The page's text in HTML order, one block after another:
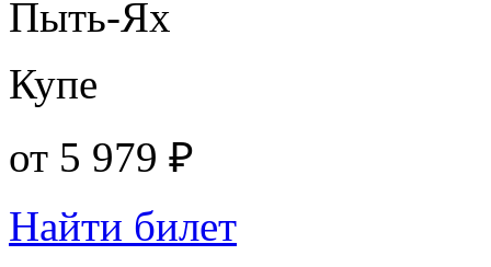
Пыть-Ях
Купе
от 5 979 ₽
Найти билет